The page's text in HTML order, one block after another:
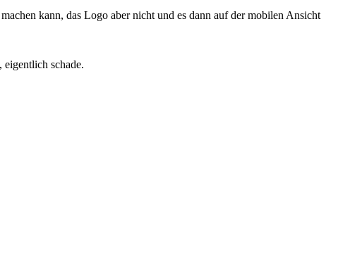
kann, das Logo aber nicht und es dann auf der mobilen Ansicht
schade.